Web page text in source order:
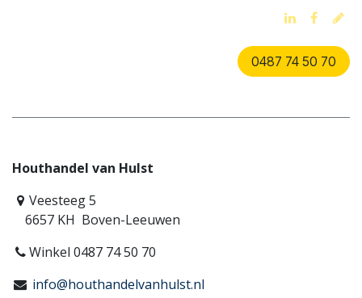
0487 74 50 70
Houthandel van Hulst
Veesteeg 5
6657 KH Boven-Leeuwen
Winkel 0487 74 50 70
info@houthandelvanhulst.nl